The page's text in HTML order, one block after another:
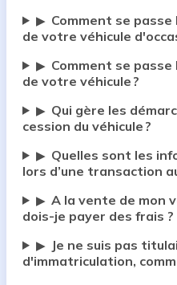
▶ Comment se
de votre véhicule
▶ Comment se
de votre véhicule ?
▶ Qui gère les
cession du véhicule ?
▶ Quelles sont les
lors d’une transaction
▶ A la vente de mon
dois-je payer des frais ?
▶
Je ne suis pas
d'immatriculation,